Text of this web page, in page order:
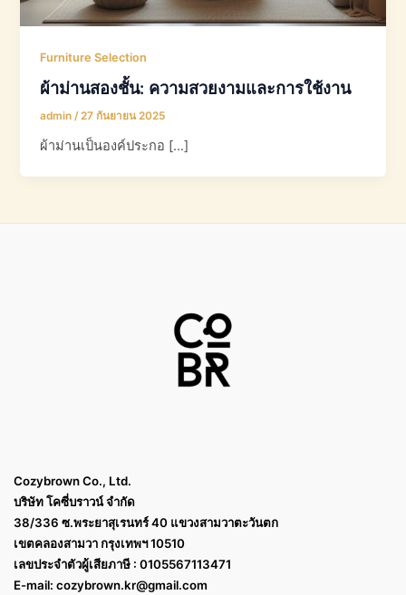
Furniture Selection
ผ้าม่านสองชั้น: ความสวยงามและการใช้งาน
admin/27 กันยายน 2025
ผ้าม่านเป็นองค์ประกอ […]
Cozybrown Co., Ltd.
บริษัท โคซี่บราวน์ จำกัด
38/336 ซ.พระยาสุเรนทร์ 40 แขวงสามวาตะวันตก
เขตคลองสามวา กรุงเทพฯ 10510
เลขประจำตัวผู้เสียภาษี : 0105567113471
E-mail: cozybrown.kr@gmail.com